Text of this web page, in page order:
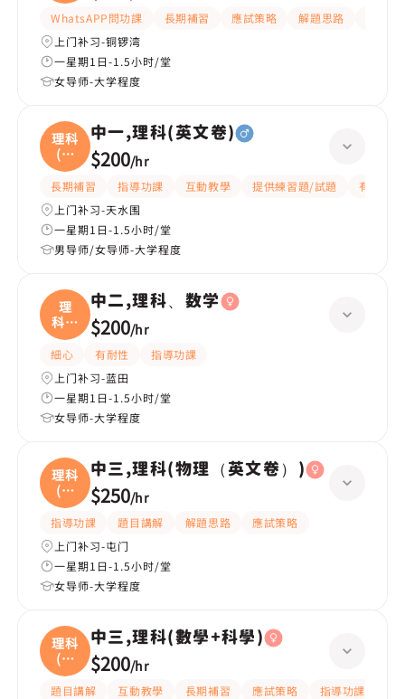
WhatsAPP問功課 長期補習 應試策略 解題思路
上门补习-铜锣湾
一星期1日-1.5小时/堂
女导师-大学程度
理科
(英
文
中一,理科(英文卷)
$200/hr
長期補習 指導功課 互動教學 提供練習題/試題
有耐性
上门补习-天水围
一星期1日-1.5小时/堂
男导师/女导师-大学程度
理
科、
数学
中二,理科、数学
$200/hr
細心 有耐性
指導功課
上门补习-蓝田
一星期1日-1.5小时/堂
女导师-大学程度
理科
(物
理
中三,理科(物理（英文卷）)
$250/hr
指導功課 題目講解 解題思路
應試策略
上门补习-屯门
一星期1日-1.5小时/堂
女导师-大学程度
理科
(數
學
中三,理科(數學+科學)
$200/hr
題目講解 互動教學 長期補習 應試策略 指導功課